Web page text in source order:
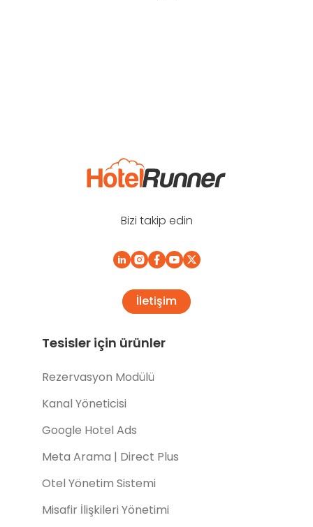
Bizi takip edin
İletişim
Tesisler için ürünler
Rezervasyon Modülü
Kanal Yöneticisi
Google Hotel Ads
Meta Arama | Direct Plus
Otel Yönetim Sistemi
Misafir İlişkileri Yönetimi